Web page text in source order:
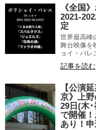
《全国
2021-
定
世界最高峰
舞台映像を
ョイ・バ
記事を読む
【公演
京》上野
29日(木
で開催
あり！